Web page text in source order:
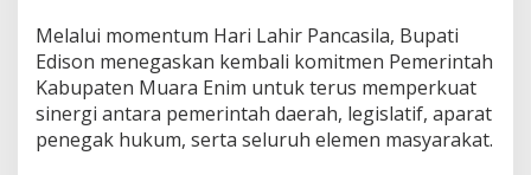
Melalui momentum Hari Lahir Pancasila, Bupati
Edison menegaskan kembali komitmen Pemerintah
Kabupaten Muara Enim untuk terus memperkuat
sinergi antara pemerintah daerah, legislatif, aparat
penegak hukum, serta seluruh elemen masyarakat.